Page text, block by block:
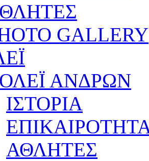
GALLERY
ΑΝΔΡΩΝ
ΙΣΤΟΡΙΑ
ΑΘΛΗΤΕΣ